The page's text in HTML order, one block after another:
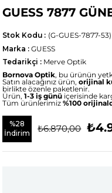
GUESS 7877
(G-GUES-7877-53)
Stok Kodu
Marka : GUESS
Tedarikçi : Merve Optik
Bornova Optik, bu ürünün
Satın alacağınız ürün,orijinal
birlikte özenle paketlenir.
Ürün,1-3 iş günü içerisinde
Tüm ürünlerimiz%100
%28
İndirim
₺6.870,00